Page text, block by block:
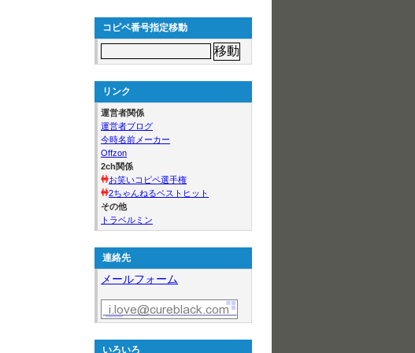
コピペ番号指定移動
リンク
運営者関係
運営者ブログ
今時名前メーカー
Offzon
2ch関係
お笑いコピペ選手権
2ちゃんねるベストヒット
その他
トラベルミン
連絡先
メールフォーム
いろいろ